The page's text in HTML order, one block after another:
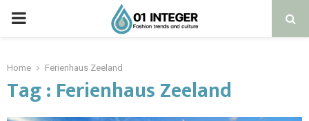
Home Ferienhaus Zeeland
Tag : Ferienhaus Zeeland